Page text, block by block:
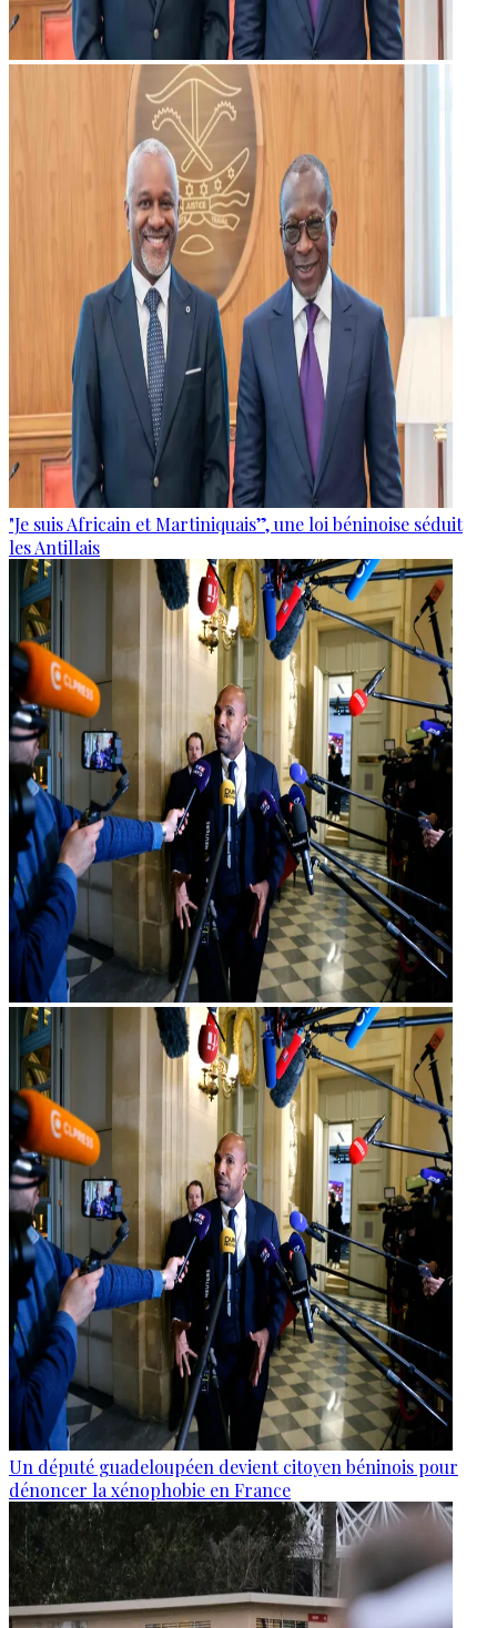
"Je suis Africain et Martiniquais”, une loi béninoise séduit
les Antillais
Un député guadeloupéen devient citoyen béninois pour
dénoncer la xénophobie en France